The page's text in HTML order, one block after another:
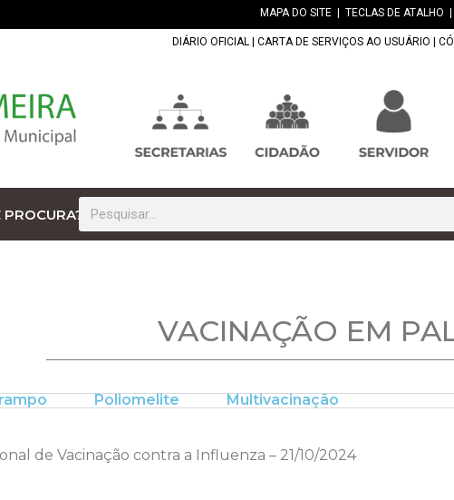
MAPA DO SITE TECLAS DE ATALHO
DIÁRIO OFICIAL CARTA DE SERVIÇOS AO USUÁRIO
VACINAÇÃO EM
Poliomelite Multivacinação
de Vacinação contra a Influenza – 21/10/2024